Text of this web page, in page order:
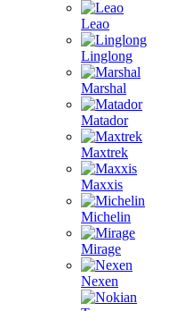
Leao
Linglong
Marshal
Matador
Maxtrek
Maxxis
Michelin
Mirage
Nexen